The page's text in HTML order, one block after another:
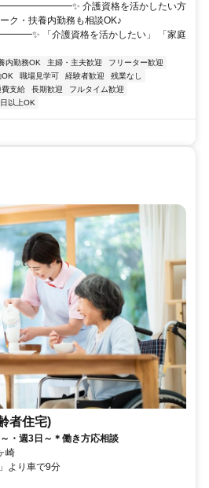
介護資格を活かしたい方
ク・扶養内勤務も相談OK♪
「介護資格を活かしたい」 「家庭
内勤務OK 主婦・主夫歓迎
フリーター歓迎
OK 職場見学可 経験者歓迎
残業なし
費支給 長期歓迎
フルタイム歓迎
以上OK
者住宅)
・週3日～＊働き方応相談
崎
より車で9分